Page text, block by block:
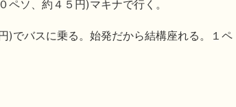
ソ、約４５円)マキナで行く。
)でバスに乗る。始発だから結構座れる。１ペ